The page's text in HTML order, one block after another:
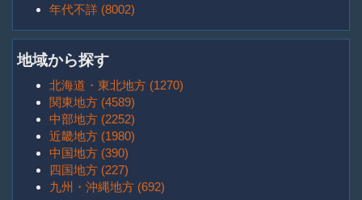
年代不詳 (8002)
地域から探す
北海道・東北地方 (1270)
関東地方 (4589)
中部地方 (2252)
近畿地方 (1980)
中国地方 (390)
四国地方 (227)
九州・沖縄地方 (692)